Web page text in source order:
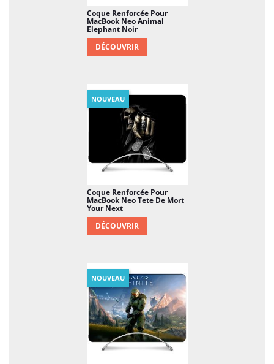
Coque Renforcée Pour
MacBook Neo Animal
Elephant Noir
DÉCOUVRIR
Coque Renforcée Pour
MacBook Neo Tete De Mort
Your Next
DÉCOUVRIR
NOUVEAU
NOUVEAU